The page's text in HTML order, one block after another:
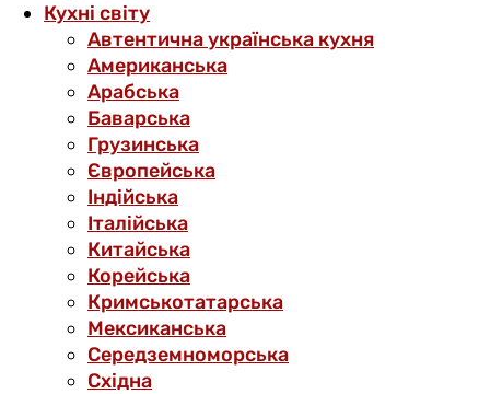
Кухні світу
Автентична українська кухня
Американська
Арабська
Баварська
Грузинська
Європейська
Індійська
Італійська
Китайська
Корейська
Кримськотатарська
Мексиканська
Середземноморська
Східна